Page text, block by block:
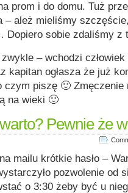
prom i do domu. Tuż
– ależ mieliśmy
Dopiero sobie zdaliśmy z
– wchodzi człowiek
kapitan ogłasza że już
czym piszę 🙂
na wieki 🙂
Pewnie że
mailu krótkie hasło –
pozwolenie od
o 3:30 żeby być u